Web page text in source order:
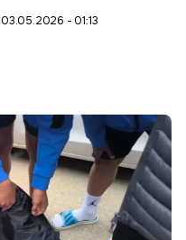
03.05.2026 - 01:13